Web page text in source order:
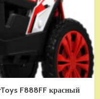
F888FF красный